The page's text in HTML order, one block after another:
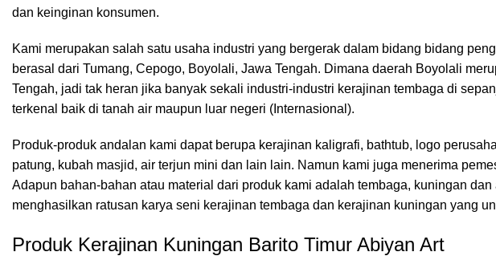
dan keinginan konsumen.
Kami merupakan salah satu usaha industri yang bergerak dalam bidang bidang
berasal dari Tumang, Cepogo, Boyolali, Jawa Tengah. Dimana daerah Boyolali
Tengah, jadi tak heran jika banyak sekali industri-industri kerajinan tembaga di
terkenal baik di tanah air maupun luar negeri (Internasional).
Produk-produk andalan kami dapat berupa kerajinan kaligrafi, bathtub, logo
patung, kubah masjid, air terjun mini dan lain lain. Namun kami juga menerima
Adapun bahan-bahan atau material dari produk kami adalah tembaga, kuningan
menghasilkan ratusan karya seni kerajinan tembaga dan kerajinan kuningan yang
Produk Kerajinan Kuningan Barito Timur Abiyan Art